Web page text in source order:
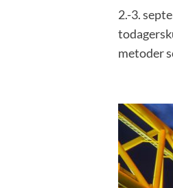
2.-3.
metoder